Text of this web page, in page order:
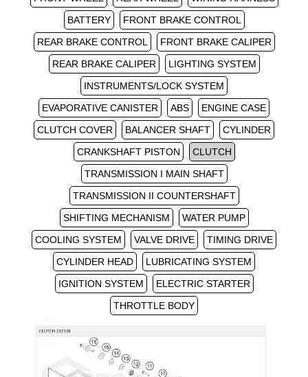
BATTERY
FRONT BRAKE CONTROL
REAR BRAKE CONTROL
FRONT BRAKE CALIPER
REAR BRAKE CALIPER
LIGHTING SYSTEM
INSTRUMENTS/LOCK SYSTEM
EVAPORATIVE CANISTER
ABS
ENGINE CASE
CLUTCH COVER
BALANCER SHAFT
CYLINDER
CRANKSHAFT PISTON
CLUTCH
TRANSMISSION I MAIN SHAFT
TRANSMISSION II COUNTERSHAFT
SHIFTING MECHANISM
WATER PUMP
COOLING SYSTEM
VALVE DRIVE
TIMING DRIVE
CYLINDER HEAD
LUBRICATING SYSTEM
IGNITION SYSTEM
ELECTRIC STARTER
THROTTLE BODY